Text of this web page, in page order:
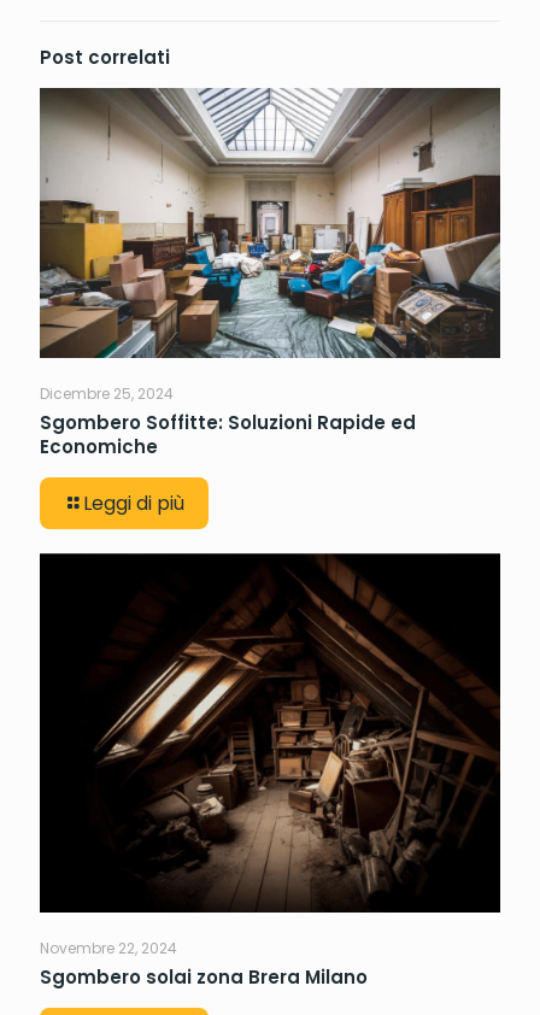
Post correlati
Dicembre 25, 2024
Sgombero Soffitte: Soluzioni Rapide ed
Economiche
Leggi di più
Novembre 22, 2024
Sgombero solai zona Brera Milano